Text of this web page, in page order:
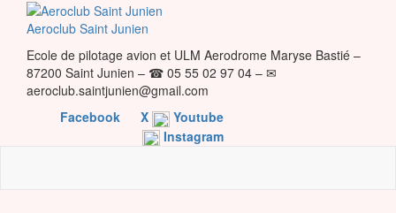
content
Aeroclub Saint Junien
Ecole de pilotage avion et ULM Aerodrome Maryse Bastié –
87200 Saint Junien – ☎ 05 55 02 97 04 – ✉
aeroclub.saintjunien@gmail.com
Facebook
X
Youtube
Instagram